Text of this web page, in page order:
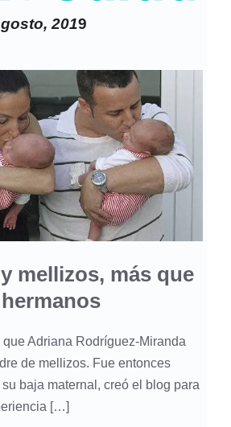
2019
mellizos, más que
hermanos
Adriana Rodríguez-Miranda
de mellizos. Fue entonces
baja maternal, creó el blog para
[…]